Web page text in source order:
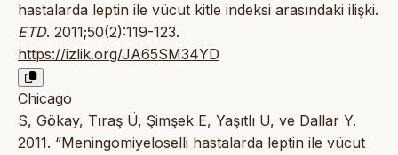
hastalarda leptin ile vücut kitle indeksi arasındaki ilişki.
ETD. 2011;50(2):119-123.
https://izlik.org/JA65SM34YD
Chicago
S, Gökay, Tıraş Ü, Şimşek E, Yaşıtlı U, ve Dallar Y.
2011. “Meningomiyeloselli hastalarda leptin ile vücut